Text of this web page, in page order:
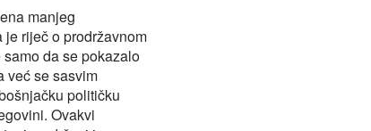
manjeg
riječ o prodržavnom
da se pokazalo
već se sasvim
političku
Ovakvi